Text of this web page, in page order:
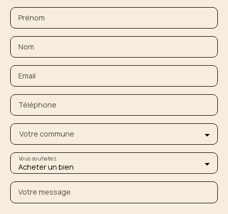
Prénom
Nom
Email
Téléphone
Votre commune
Acheter un bien
Vous souhaitez
Votre message